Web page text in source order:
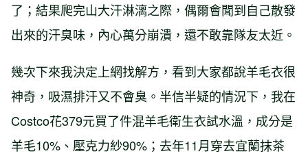
了；結果爬完山大汗淋漓之際，偶爾會聞到自己散發
出來的汗臭味，內心萬分崩潰，還不敢靠隊友太近。
幾次下來我決定上網找解方，看到大家都說羊毛衣很
神奇，吸濕排汗又不會臭。半信半疑的情況下，我在
Costco花379元買了件混羊毛衛生衣試水溫，成分是
羊毛10%、壓克力紗90%；去年11月穿去宜蘭抹茶